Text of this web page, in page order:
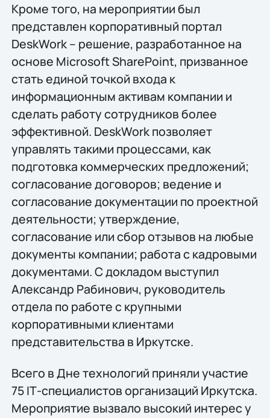
Кроме того, на мероприятии был
представлен корпоративный портал
DeskWork – решение, разработанное на
основе Microsoft SharePoint, призванное
стать единой точкой входа к
информационным активам компании и
сделать работу сотрудников более
эффективной. DeskWork позволяет
управлять такими процессами, как
подготовка коммерческих предложений;
согласование договоров; ведение и
согласование документации по проектной
деятельности; утверждение,
согласование или сбор отзывов на любые
документы компании; работа с кадровыми
документами. С докладом выступил
Александр Рабинович, руководитель
отдела по работе с крупными
корпоративными клиентами
представительства в Иркутске.
Всего в Дне технологий приняли участие
75 IТ-специалистов организаций Иркутска.
Мероприятие вызвало высокий интерес у